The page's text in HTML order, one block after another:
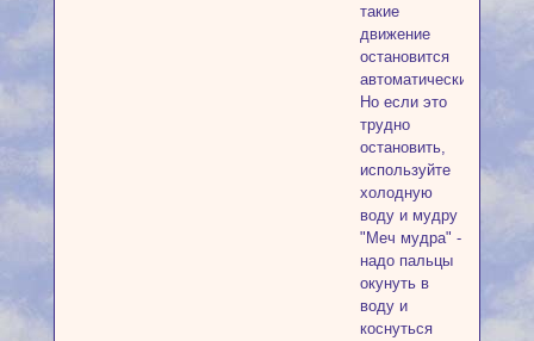
такие
движение
остановится
автоматически.
Но если это
трудно
остановить,
используйте
холодную
воду и мудру
"Меч мудра" -
надо пальцы
окунуть в
воду и
коснуться